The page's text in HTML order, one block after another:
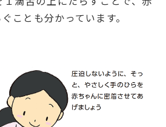
ことも分かっています。